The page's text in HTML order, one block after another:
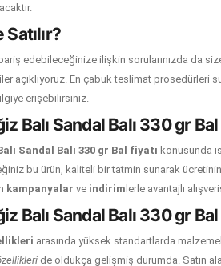
edebileceğinize ilişkin sorularınızda da
açıklıyoruz. En çabuk teslimat prosedürleri
erişebilirsiniz.
Balı Sandal Balı 330 gr Bal
Sandal Balı 330 gr Bal fiyatı konusunda
bu ürün, kaliteli bir tatmin sunarak ücretinin
kampanyalar ve indirim lerle avantajlı
Balı Sandal Balı 330 gr
arasında yüksek standartlarda
de oldukça gelişmiş durumda. Satın